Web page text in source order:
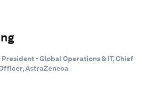
- Global Operations & IT, Chief
AstraZeneca